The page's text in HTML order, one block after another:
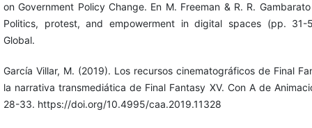
on Government Policy Change. En M. Freeman & R. R.
Politics, protest, and empowerment in digital spaces (pp. 31-
Global.
García Villar, M. (2019). Los recursos cinematográficos de Final
la narrativa transmediática de Final Fantasy XV. Con A de
28-33. https://doi.org/10.4995/caa.2019.11328